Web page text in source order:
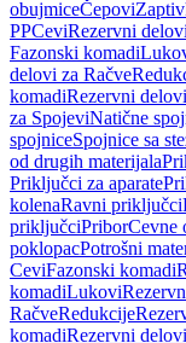
obujmiceČepovi
PPCeviRezervni
Fazonski komadi
delovi za Račve
komadiRezervni
za SpojeviNatične
spojniceSpojnice sa
od drugih materijala
Priključci za aparate
kolenaRavni priključci
priključciPriborCevne
poklopacPotrošni
CeviFazonski komadi
komadiLukovi
RačveRedukcije
komadiRezervni